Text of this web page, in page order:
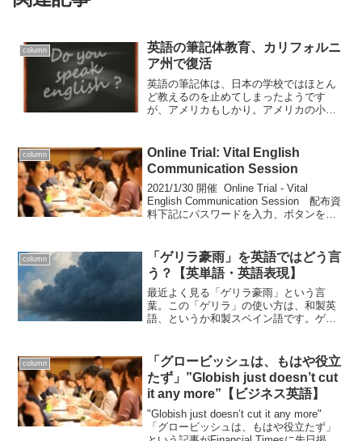
column
英語の筆記体教育、カリフォルニ
ア州で復活
英語の筆記体は、日本の学校ではほとん
ど教えるのを止めてしまったようです
が、アメリカもしかり。アメリカの小学
んな中、カリフォルニア州で筆記体を小
学校で教える...
column
Online Trial: Vital English
Communication Session
2021/1/30 開催 Online Trial - Vital
English Communication Session 配布資
料下記にパスワードを入力、ボタンを押
column
「ゲリラ豪雨」を英語ではどう言
う？【英単語・英語表現】
最近よく見る「ゲリラ豪雨」という言
葉。この「ゲリラ」の使い方は、和製英
語、というか和製スペイン語です。ゲリ
ラ）という言う言葉に縮小辞（小さいこ
とを意味...
column
「グロービッシュは、もはや役立
たず」”Globish just doesn’t cut
it any more”【ビジネス英語】
"Globish just doesn’t cut it any more"
「グロービッシュは、もはや役立たず」